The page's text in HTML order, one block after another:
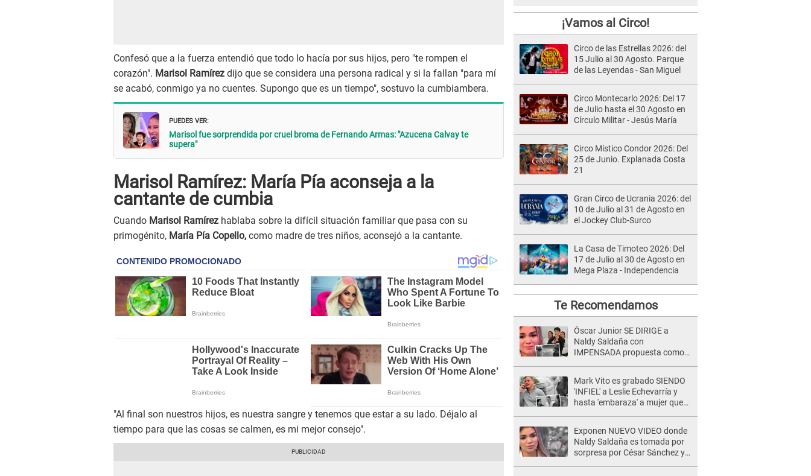
Confesó que a la fuerza entendió que todo lo hacía por sus hijos, pero "te rompen el
corazón". Marisol Ramírez dijo que se considera una persona radical y si la fallan "para mí
se acabó, conmigo ya no cuentes. Supongo que es un tiempo", sostuvo la cumbiambera.
PUEDES VER:
Marisol fue sorprendida por cruel broma de Fernando Armas: "Azucena Calvay te
supera"
Marisol Ramírez: María Pía aconseja a la
cantante de cumbia
Cuando Marisol Ramírez hablaba sobre la difícil situación familiar que pasa con su
primogénito, María Pía Copello, como madre de tres niños, aconsejó a la cantante.
"Al final son nuestros hijos, es nuestra sangre y tenemos que estar a su lado. Déjalo al
tiempo para que las cosas se calmen, es mi mejor consejo".
¡Vamos al Circo!
Circo de las Estrellas 2026: del
15 Julio al 30 Agosto. Parque
de las Leyendas - San Miguel
Circo Montecarlo 2026: Del 17
de Julio hasta el 30 Agosto en
Círculo Militar - Jesús María
Circo Místico Condor 2026: Del
25 de Junio. Explanada Costa
21
Gran Circo de Ucrania 2026: del
10 de Julio al 31 de Agosto en
el Jockey Club-Surco
La Casa de Timoteo 2026: Del
17 de Julio al 30 de Agosto en
Mega Plaza - Independencia
Te Recomendamos
Óscar Junior SE DIRIGE a
Naldy Saldaña con
IMPENSADA propuesta como
Mark Vito es grabado SIENDO
'INFIEL' a Leslie Echevarría y
hasta 'embaraza' a mujer que
Exponen NUEVO VIDEO donde
Naldy Saldaña es tomada por
sorpresa por César Sánchez y